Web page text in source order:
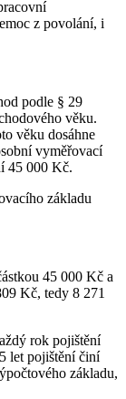
z povolání, i
podle § 29
věku.
věku dosáhne
vyměřovací
45 000 Kč.
základu
45 000 Kč a
Kč, tedy 8 271
rok pojištění
let pojištění činí
základu,